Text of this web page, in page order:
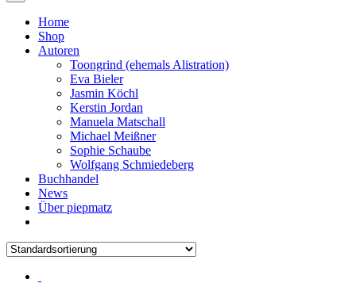
Home
Shop
Autoren
Toongrind (ehemals Alistration)
Eva Bieler
Jasmin Köchl
Kerstin Jordan
Manuela Matschall
Michael Meißner
Sophie Schaube
Wolfgang Schmiedeberg
Buchhandel
News
Über piepmatz